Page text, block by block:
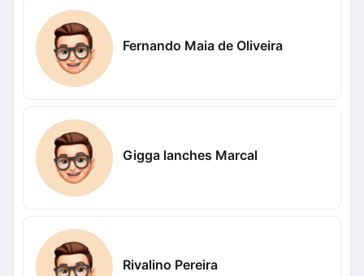
Fernando Maia de Oliveira
Gigga lanches Marcal
Rivalino Pereira